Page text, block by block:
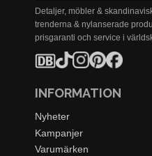
Detaljer, möbler &
trenderna & nylanserade
prisgaranti och service i
INFORMATION
Nyheter
Kampanjer
Varumärken